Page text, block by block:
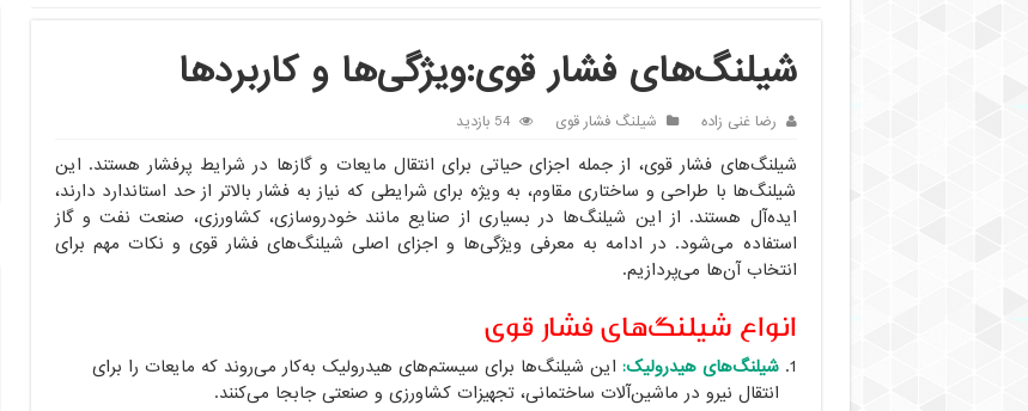
شیلنگ‌های فشار قوی:‌ویژگی‌ها و کاربرد‌ها
رضا غنی زاده شیلنگ فشار قوی 54 بازدید
شیلنگ‌های فشار قوی، از جمله اجزای حیاتی برای انتقال مایعات و گازها در شرایط پرفشار هستند. این
شیلنگ‌ها با طراحی و ساختاری مقاوم، به ویژه برای شرایطی که نیاز به فشار بالاتر از حد استاندارد دارند،
ایده‌آل هستند. از این شیلنگ‌ها در بسیاری از صنایع مانند خودروسازی، کشاورزی، صنعت نفت و گاز
استفاده می‌شود. در ادامه به معرفی ویژگی‌ها و اجزای اصلی شیلنگ‌های فشار قوی و نکات مهم برای
انتخاب آن‌ها می‌پردازیم.
انواع شیلنگ‌های فشار قوی
شیلنگ‌های هیدرولیک: این شیلنگ‌ها برای سیستم‌های هیدرولیک به‌کار می‌روند که مایعات را برای
انتقال نیرو در ماشین‌آلات ساختمانی، تجهیزات کشاورزی و صنعتی جابجا می‌کنند.